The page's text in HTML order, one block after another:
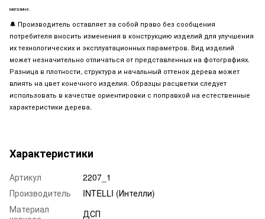
магазине.
🔔 Производитель оставляет за собой право без сообщения
потребителя вносить изменения в конструкцию изделий для улучшения
их технологических и эксплуатационных параметров. Вид изделий
может незначительно отличаться от представленных на фотографиях.
Разница в плотности, структура и начальный оттенок дерева может
влиять на цвет конечного изделия. Образцы расцветки следует
использовать в качестве ориентировки с поправкой на естественные
характеристики дерева.
Характеристики
Артикул
2207_1
Производитель
INTELLI (Интелли)
Материал
ДСП